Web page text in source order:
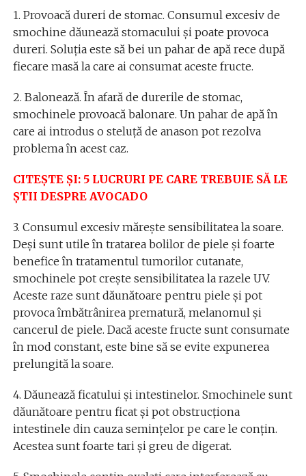
1. Provoacă dureri de stomac. Consumul excesiv de
smochine dăunează stomacului și poate provoca
dureri. Soluția este să bei un pahar de apă rece după
fiecare masă la care ai consumat aceste fructe.
2. Balonează. În afară de durerile de stomac,
smochinele provoacă balonare. Un pahar de apă în
care ai introdus o steluță de anason pot rezolva
problema în acest caz.
CITEȘTE ȘI: 5 LUCRURI PE CARE TREBUIE SĂ LE
ȘTII DESPRE AVOCADO
3. Consumul excesiv mărește sensibilitatea la soare.
Deși sunt utile în tratarea bolilor de piele și foarte
benefice în tratamentul tumorilor cutanate,
smochinele pot crește sensibilitatea la razele UV.
Aceste raze sunt dăunătoare pentru piele și pot
provoca îmbătrânirea prematură, melanomul și
cancerul de piele. Dacă aceste fructe sunt consumate
în mod constant, este bine să se evite expunerea
prelungită la soare.
4. Dăunează ficatului și intestinelor. Smochinele sunt
dăunătoare pentru ficat și pot obstrucționa
intestinele din cauza semințelor pe care le conțin.
Acestea sunt foarte tari și greu de digerat.